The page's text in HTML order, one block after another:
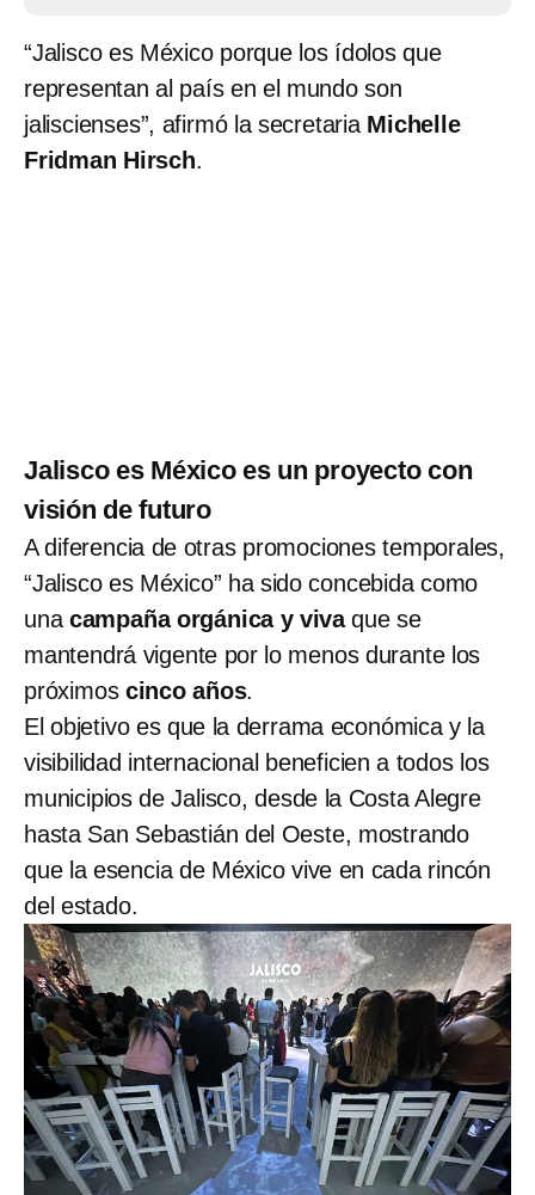
“Jalisco es México porque los ídolos que
representan al país en el mundo son
jaliscienses”, afirmó la secretaria Michelle
Fridman Hirsch.
Jalisco es México es un proyecto con
visión de futuro
A diferencia de otras promociones temporales,
“Jalisco es México” ha sido concebida como
una campaña orgánica y vivaque se
mantendrá vigente por lo menos durante los
próximos cinco años.
El objetivo es que la derrama económica y la
visibilidad internacional beneficien a todos los
municipios de Jalisco, desde la Costa Alegre
hasta San Sebastián del Oeste, mostrando
que la esencia de México vive en cada rincón
del estado.